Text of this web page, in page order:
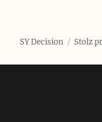
SY Decision Stolz